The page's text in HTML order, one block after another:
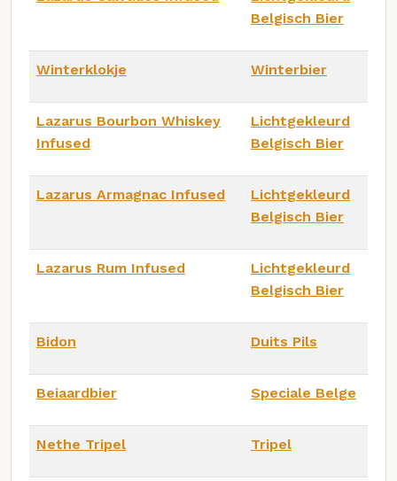
Belgisch Bier
Winterklokje Winterbier
Lazarus Bourbon Whiskey
Infused
Lichtgekleurd
Belgisch Bier
Lazarus Armagnac Infused
Lichtgekleurd
Belgisch Bier
Lazarus Rum Infused
Lichtgekleurd
Belgisch Bier
Bidon Duits Pils
Beiaardbier Speciale Belge
Nethe Tripel Tripel